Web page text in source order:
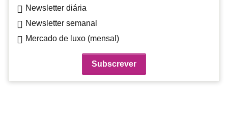
Newsletter diária
Newsletter semanal
Mercado de luxo (mensal)